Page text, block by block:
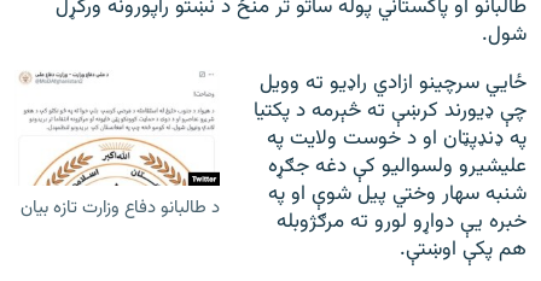
طالبانو او پاکستاني پوله ساتو تر منځ د نښتو راپورونه ورکړل
شول.
د طالبانو دفاع وزارت تازه بیان
ځایي سرچینو ازادي راډیو ته وویل
چې ډیورند کرښې ته څېرمه د پکتیا
په ډنډپټان او د خوست ولایت په
علیشیرو ولسوالیو کې دغه جګړه
شنبه سهار وختي پیل شوې او په
خبره یې دواړو لورو ته مرګژوبله
هم پکې اوښتې.